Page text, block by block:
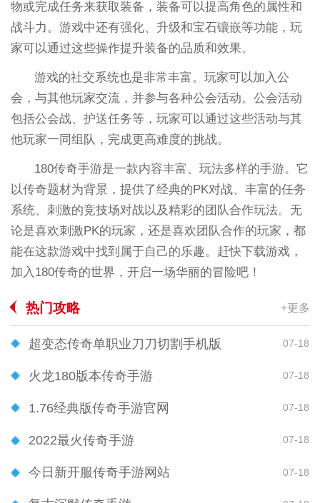
物或完成任务来获取装备，装备可以提高角色的属性和
战斗力。游戏中还有强化、升级和宝石镶嵌等功能，玩
家可以通过这些操作提升装备的品质和效果。
游戏的社交系统也是非常丰富。玩家可以加入公
会，与其他玩家交流，并参与各种公会活动。公会活动
包括公会战、护送任务等，玩家可以通过这些活动与其
他玩家一同组队，完成更高难度的挑战。
180传奇手游是一款内容丰富、玩法多样的手游。它
以传奇题材为背景，提供了经典的PK对战、丰富的任务
系统、刺激的竞技场对战以及精彩的团队合作玩法。无
论是喜欢刺激PK的玩家，还是喜欢团队合作的玩家，都
能在这款游戏中找到属于自己的乐趣。赶快下载游戏，
加入180传奇的世界，开启一场华丽的冒险吧！
热门攻略 +更多
超变态传奇单职业刀刀切割手机版 07-18
火龙180版本传奇手游 07-18
1.76经典版传奇手游官网 07-18
2022最火传奇手游 07-18
今日新开服传奇手游网站 07-18